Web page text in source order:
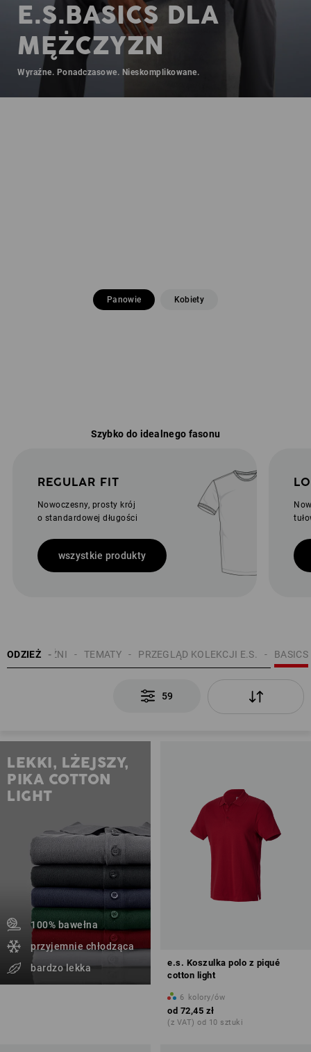
E.S.BASICS DLA
MĘŻCZYZN
Wyraźne. Ponadczasowe. Nieskomplikowane.
Panowie Kobiety
Szybko do idealnego fasonu
REGULAR FIT
Nowoczesny, prosty krój
o standardowej długości
wszystkie produkty
ODZIEŻ BASICS
PRZEGLĄD KOLEKCJI E.S.
TEMATY
MĘŻCZYŹNI
59
LEKKI, LŻEJSZY,
PIKA COTTON
LIGHT
100% bawełna
przyjemnie chłodząca
bardzo lekka
e.s. Koszulka polo z piqué
cotton light
6 kolory/ów
od 72,45 zł
(z VAT) od 10 sztuki